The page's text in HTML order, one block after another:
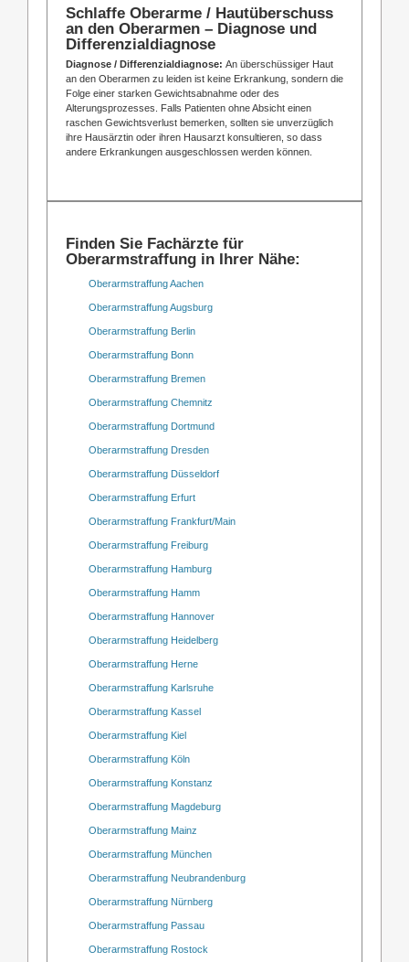
Schlaffe Oberarme / Hautüberschuss
an den Oberarmen – Diagnose und
Differenzialdiagnose
Diagnose / Differenzialdiagnose: An überschüssiger Haut
an den Oberarmen zu leiden ist keine Erkrankung, sondern die
Folge einer starken Gewichtsabnahme oder des
Alterungsprozesses. Falls Patienten ohne Absicht einen
raschen Gewichtsverlust bemerken, sollten sie unverzüglich
ihre Hausärztin oder ihren Hausarzt konsultieren, so dass
andere Erkrankungen ausgeschlossen werden können.
Finden Sie Fachärzte für
Oberarmstraffung in Ihrer Nähe:
Oberarmstraffung Aachen
Oberarmstraffung Augsburg
Oberarmstraffung Berlin
Oberarmstraffung Bonn
Oberarmstraffung Bremen
Oberarmstraffung Chemnitz
Oberarmstraffung Dortmund
Oberarmstraffung Dresden
Oberarmstraffung Düsseldorf
Oberarmstraffung Erfurt
Oberarmstraffung Frankfurt/Main
Oberarmstraffung Freiburg
Oberarmstraffung Hamburg
Oberarmstraffung Hamm
Oberarmstraffung Hannover
Oberarmstraffung Heidelberg
Oberarmstraffung Herne
Oberarmstraffung Karlsruhe
Oberarmstraffung Kassel
Oberarmstraffung Kiel
Oberarmstraffung Köln
Oberarmstraffung Konstanz
Oberarmstraffung Magdeburg
Oberarmstraffung Mainz
Oberarmstraffung München
Oberarmstraffung Neubrandenburg
Oberarmstraffung Nürnberg
Oberarmstraffung Passau
Oberarmstraffung Rostock